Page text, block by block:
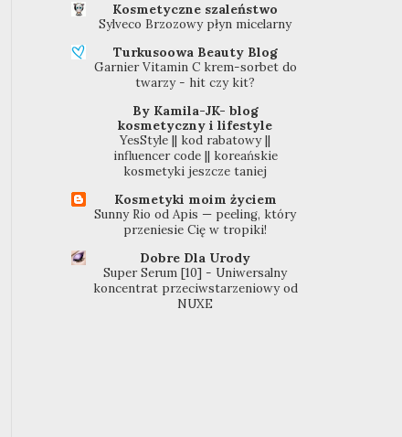
Kosmetyczne szaleństwo
Sylveco Brzozowy płyn micelarny
Turkusoowa Beauty Blog
Garnier Vitamin C krem-sorbet do
twarzy - hit czy kit?
By Kamila-JK- blog
kosmetyczny i lifestyle
YesStyle || kod rabatowy ||
influencer code || koreańskie
kosmetyki jeszcze taniej
Kosmetyki moim życiem
Sunny Rio od Apis — peeling, który
przeniesie Cię w tropiki!
Dobre Dla Urody
Super Serum [10] - Uniwersalny
koncentrat przeciwstarzeniowy od
NUXE